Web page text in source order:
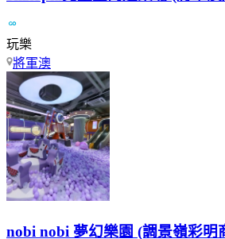
玩樂
將軍澳
nobi nobi 夢幻樂園 (調景嶺彩明